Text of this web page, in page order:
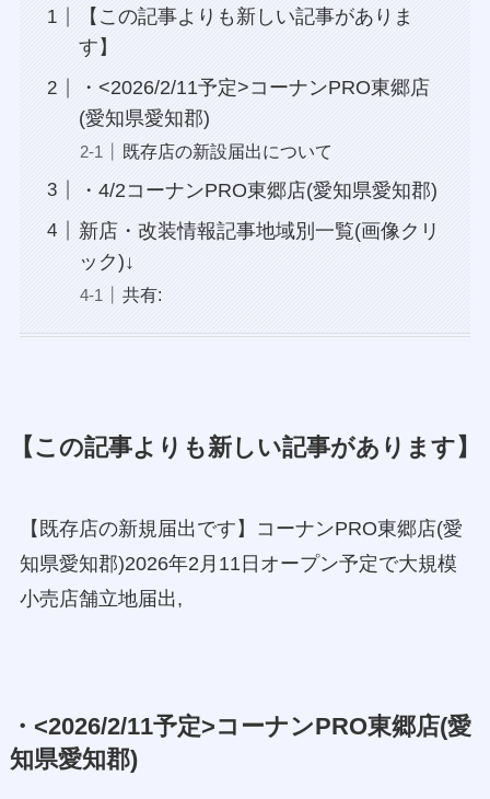
【この記事よりも新しい記事がありま
す】
・<2026/2/11予定>コーナンPRO東郷店
(愛知県愛知郡)
既存店の新設届出について
・4/2コーナンPRO東郷店(愛知県愛知郡)
新店・改装情報記事地域別一覧(画像クリ
ック)↓
共有:
【この記事よりも新しい記事があります】
【既存店の新規届出です】コーナンPRO東郷店(愛
知県愛知郡)2026年2月11日オープン予定で大規模
小売店舗立地届出,
・<2026/2/11予定>コーナンPRO東郷店(愛
知県愛知郡)